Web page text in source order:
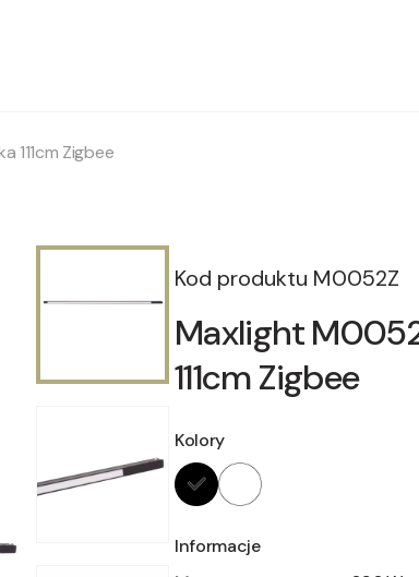
111cm Zigbee
Kod produktu M0052Z
Maxlight
111cm Zigbee
Kolory
Informacje